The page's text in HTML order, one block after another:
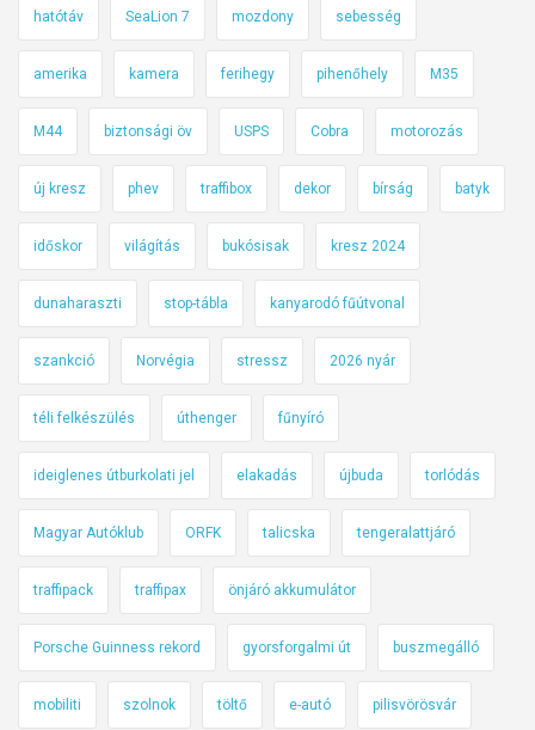
hatótáv SeaLion 7 mozdony sebesség
amerika kamera ferihegy pihenőhely M35
M44 biztonsági öv USPS Cobra motorozás
új kresz phev traffibox dekor bírság batyk
időskor világítás bukósisak kresz 2024
dunaharaszti stop-tábla kanyarodó fűútvonal
szankció Norvégia stressz 2026 nyár
téli felkészülés úthenger fűnyíró
ideiglenes útburkolati jel elakadás újbuda torlódás
Magyar Autóklub ORFK talicska tengeralattjáró
traffipack traffipax önjáró akkumulátor
Porsche Guinness rekord gyorsforgalmi út buszmegálló
mobiliti szolnok töltő e-autó pilisvörösvár